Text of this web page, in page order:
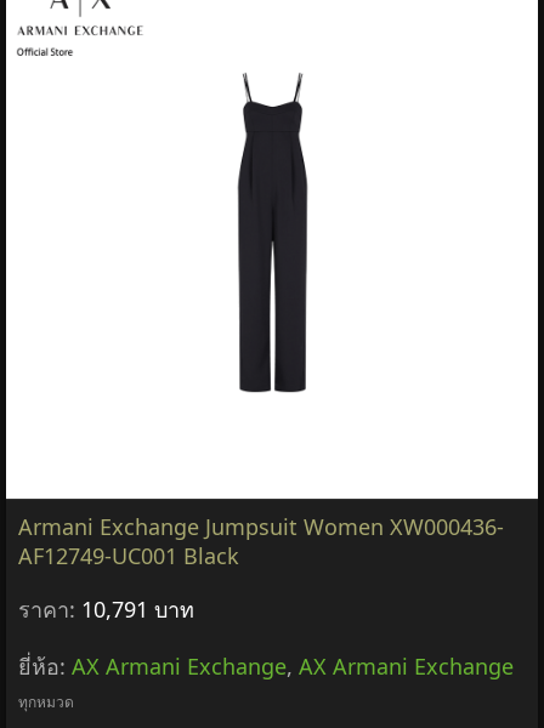
Armani Exchange Jumpsuit Women XW000436-
AF12749-UC001 Black
ราคา: 10,791 บาท
ยี่ห้อ: AX Armani Exchange, AX Armani Exchange
ทุกหมวด